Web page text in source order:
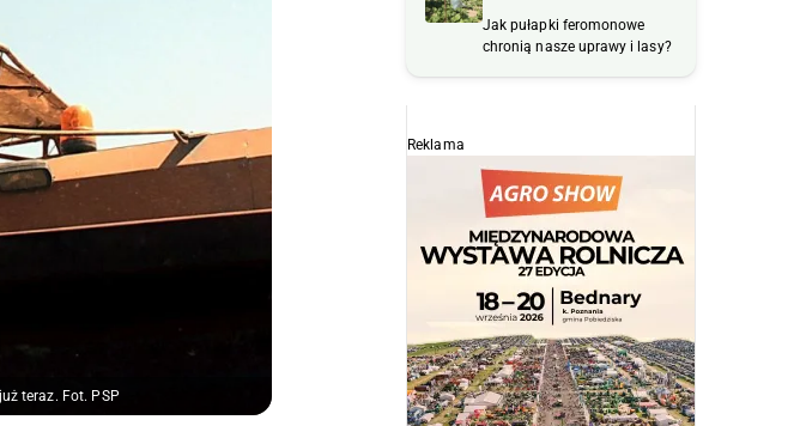
teraz. Fot. PSP
Jak pułapki feromonowe
chronią nasze uprawy i lasy?
Reklama